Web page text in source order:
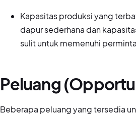
Kapasitas produksi yang
dapur sederhana dan
sulit untuk memenuhi
Peluang
Beberapa peluang yang tersedia